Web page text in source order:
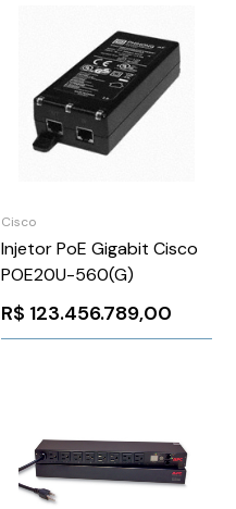
Cisco
Injetor PoE Gigabit Cisco
POE20U-560(G)
R$ 123.456.789,00